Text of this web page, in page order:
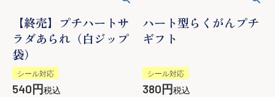
【終売】プチハートサ
ラダあられ（白ジップ
袋）
シール対応
540
税込
ハート型らくがんプチ
ギフト
シール対応
380
税込